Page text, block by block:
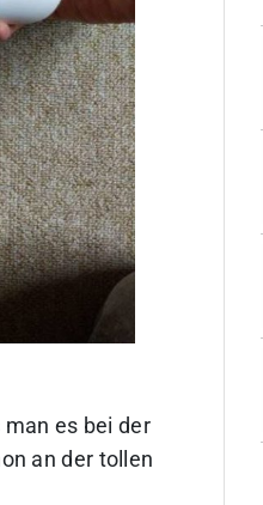
es bei der
an der tollen